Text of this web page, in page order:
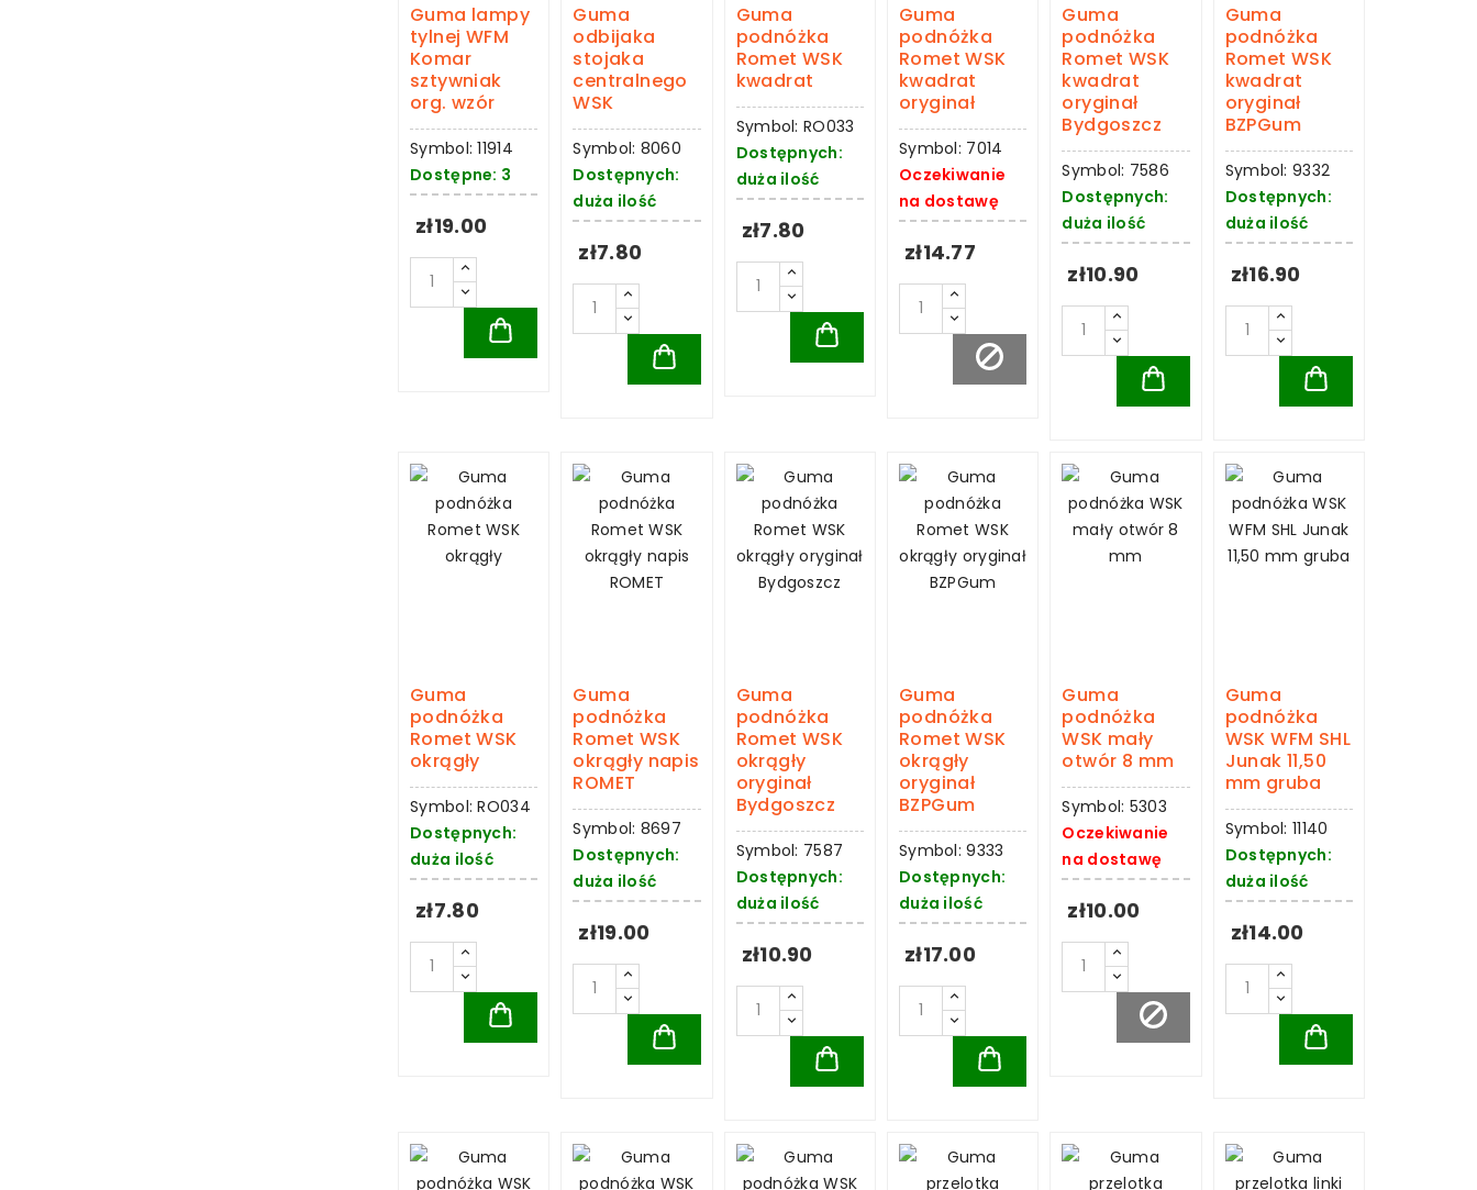
Guma lampy
tylnej WFM
Komar
sztywniak
org. wzór
Symbol: 11914
Dostępne: 3
zł19.00
Guma
odbijaka
stojaka
centralnego
WSK
Symbol: 8060
Dostępnych:
duża ilość
zł7.80
Guma
podnóżka
Romet WSK
kwadrat
Symbol: RO033
Dostępnych:
duża ilość
zł7.80
Guma
podnóżka
Romet WSK
kwadrat
oryginał
Symbol: 7014
Oczekiwanie
na dostawę
zł14.77
Guma
podnóżka
Romet WSK
kwadrat
oryginał
Bydgoszcz
Symbol: 7586
Dostępnych:
duża ilość
zł10.90
Guma
podnóżka
Romet WSK
kwadrat
oryginał
BZPGum
Symbol: 9332
Dostępnych:
duża ilość
zł16.90
Guma
podnóżka
Romet WSK
okrągły
Symbol: RO034
Dostępnych:
duża ilość
zł7.80
Guma
podnóżka
Romet WSK
okrągły napis
ROMET
Symbol: 8697
Dostępnych:
duża ilość
zł19.00
Guma
podnóżka
Romet WSK
okrągły
oryginał
Bydgoszcz
Symbol: 7587
Dostępnych:
duża ilość
zł10.90
Guma
podnóżka
Romet WSK
okrągły
oryginał
BZPGum
Symbol: 9333
Dostępnych:
duża ilość
zł17.00
Guma
podnóżka
WSK mały
otwór 8 mm
Symbol: 5303
Oczekiwanie
na dostawę
zł10.00
Guma
podnóżka
WSK WFM SHL
Junak 11,50
mm gruba
Symbol: 11140
Dostępnych:
duża ilość
zł14.00